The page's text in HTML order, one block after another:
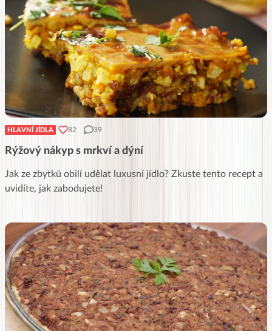
HLAVNÍ JÍDLA 82 39
Rýžový nákyp s mrkví a dýní
Jak ze zbytků obilí udělat luxusní jídlo? Zkuste tento recept a
uvidíte, jak zabodujete!